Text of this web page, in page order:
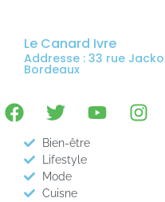
Le Canard Ivre
Addresse : 33 rue
Bordeaux
Bien-être
Lifestyle
Mode
Cuisne